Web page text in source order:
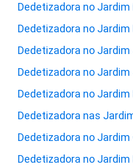
Dedetizadora no
Dedetizadora no Jardim
Dedetizadora no Jardim
Dedetizadora no Jardim
Dedetizadora no Jardim
Dedetizadora nas
Dedetizadora no
Dedetizadora no Jardim